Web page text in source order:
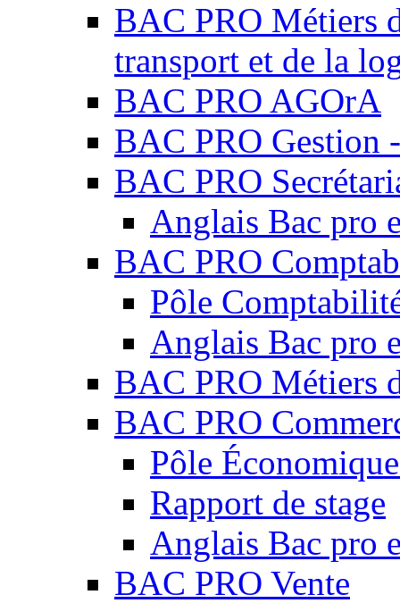
BAC PRO Métiers
transport et de la
BAC PRO AGOrA
BAC PRO Gestion
BAC PRO
Anglais Bac pro
BAC PRO
Pôle
Anglais Bac pro
BAC PRO Métiers
BAC PRO
Pôle
Rapport de stage
Anglais Bac pro
BAC PRO Vente